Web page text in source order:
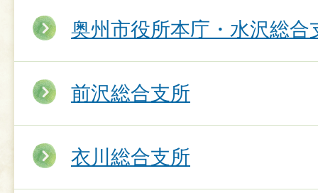
奥州市役所本庁・水沢総合
前沢総合支所
衣川総合支所